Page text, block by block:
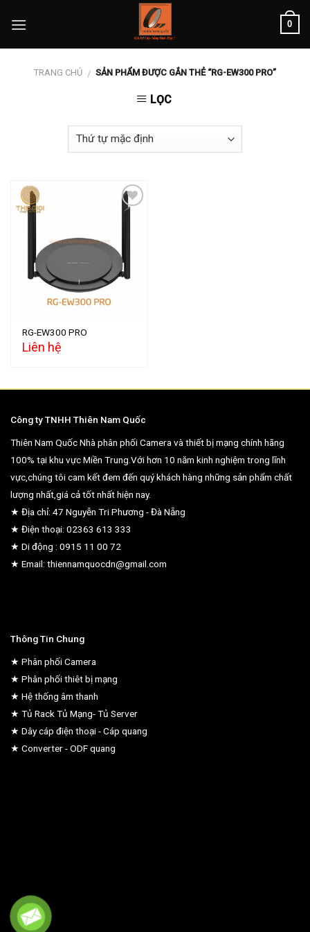
0
TRANG CHỦ / SẢN PHẨM ĐƯỢC GẮN THẺ “RG-EW300 PRO”
LỌC
wishlist
RG-EW300 PRO
Liên hệ
Công ty TNHH Thiên Nam Quốc
Thiên Nam Quốc Nhà phân phối Camera và thiết bị mạng chính hãng
100% tại khu vực Miền Trung.Với hơn 10 năm kinh nghiệm trong lĩnh
vực,chúng tôi cam kết đem đến quý khách hàng những sản phẩm chất
lượng nhất,giá cả tốt nhất hiện nay.
★ Địa chỉ: 47 Nguyễn Tri Phương - Đà Nẵng
★ Điện thoại: 02363 613 333
★ Di động : 0915 11 00 72
★ Email: thiennamquocdn@gmail.com
Thông Tin Chung
★ Phân phối Camera
★ Phân phối thiêt bị mạng
★ Hệ thống âm thanh
★ Tủ Rack Tủ Mạng- Tủ Server
★ Dây cáp điện thoại - Cáp quang
★ Converter - ODF quang